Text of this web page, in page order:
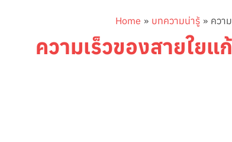
Home บทความน่ารู้ ควา
ความเร็วของสายใย